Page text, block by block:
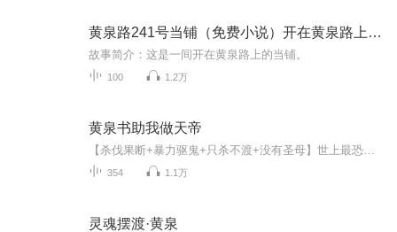
黄泉路241号当铺（免费小说）开在黄泉路上的当铺
故事简介：这是一间开在黄泉路上的当铺。
100 1.2万
黄泉书助我做天帝
354 1.1万
灵魂摆渡·黄泉